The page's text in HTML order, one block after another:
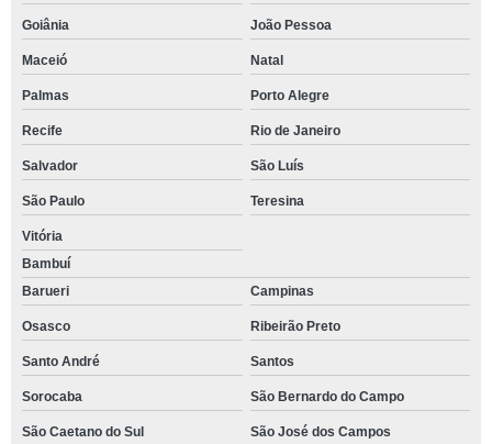
Goiânia João Pessoa
Maceió Natal
Palmas Porto Alegre
Recife Rio de Janeiro
Salvador São Luís
São Paulo Teresina
Vitória
Bambuí
Barueri
Campinas
Osasco Ribeirão Preto
Santo André Santos
Sorocaba São Bernardo do Campo
São Caetano do Sul
São José dos Campos